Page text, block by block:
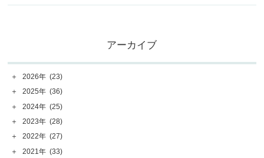
アーカイブ
＋ 2026年 (23)
＋
2025年 (36)
＋
2024年 (25)
＋
2023年 (28)
＋
2022年 (27)
＋
2021年 (33)